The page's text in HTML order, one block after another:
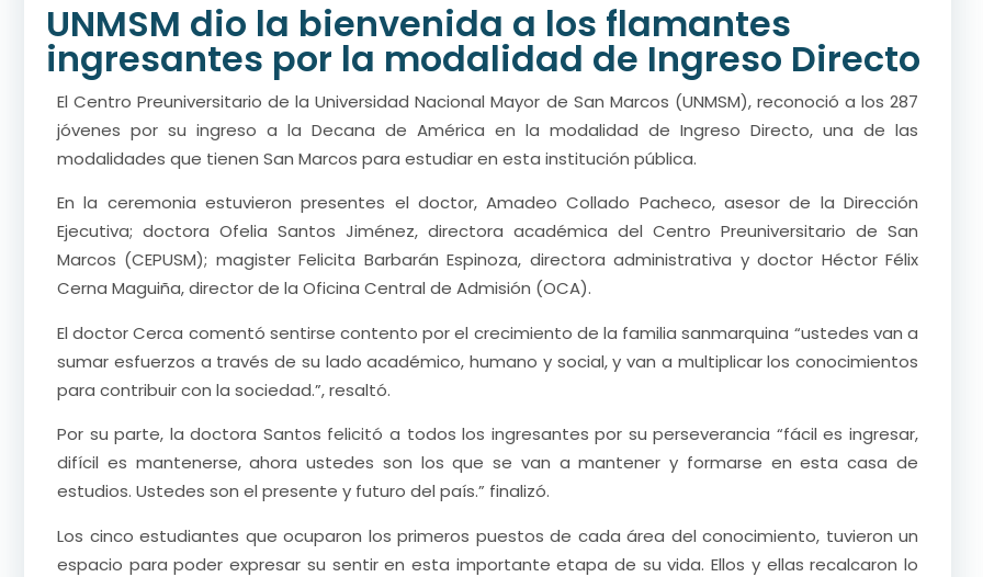
UNMSM dio la bienvenida a los flamantes
ingresantes por la modalidad de Ingreso Directo
El Centro Preuniversitario de la Universidad Nacional Mayor de San Marcos (UNMSM), reconoció a los 287
jóvenes por su ingreso a la Decana de América en la modalidad de Ingreso Directo, una de las
modalidades que tienen San Marcos para estudiar en esta institución pública.
En la ceremonia estuvieron presentes el doctor, Amadeo Collado Pacheco, asesor de la Dirección
Ejecutiva; doctora Ofelia Santos Jiménez, directora académica del Centro Preuniversitario de San
Marcos (CEPUSM); magister Felicita Barbarán Espinoza, directora administrativa y doctor Héctor Félix
Cerna Maguiña, director de la Oficina Central de Admisión (OCA).
El doctor Cerca comentó sentirse contento por el crecimiento de la familia sanmarquina “ustedes van a
sumar esfuerzos a través de su lado académico, humano y social, y van a multiplicar los conocimientos
para contribuir con la sociedad.”, resaltó.
Por su parte, la doctora Santos felicitó a todos los ingresantes por su perseverancia “fácil es ingresar,
difícil es mantenerse, ahora ustedes son los que se van a mantener y formarse en esta casa de
estudios. Ustedes son el presente y futuro del país.” finalizó.
Los cinco estudiantes que ocuparon los primeros puestos de cada área del conocimiento, tuvieron un
espacio para poder expresar su sentir en esta importante etapa de su vida. Ellos y ellas recalcaron lo